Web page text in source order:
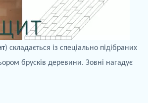
) складається із спеціально підібраних
брусків деревини. Зовні нагадує